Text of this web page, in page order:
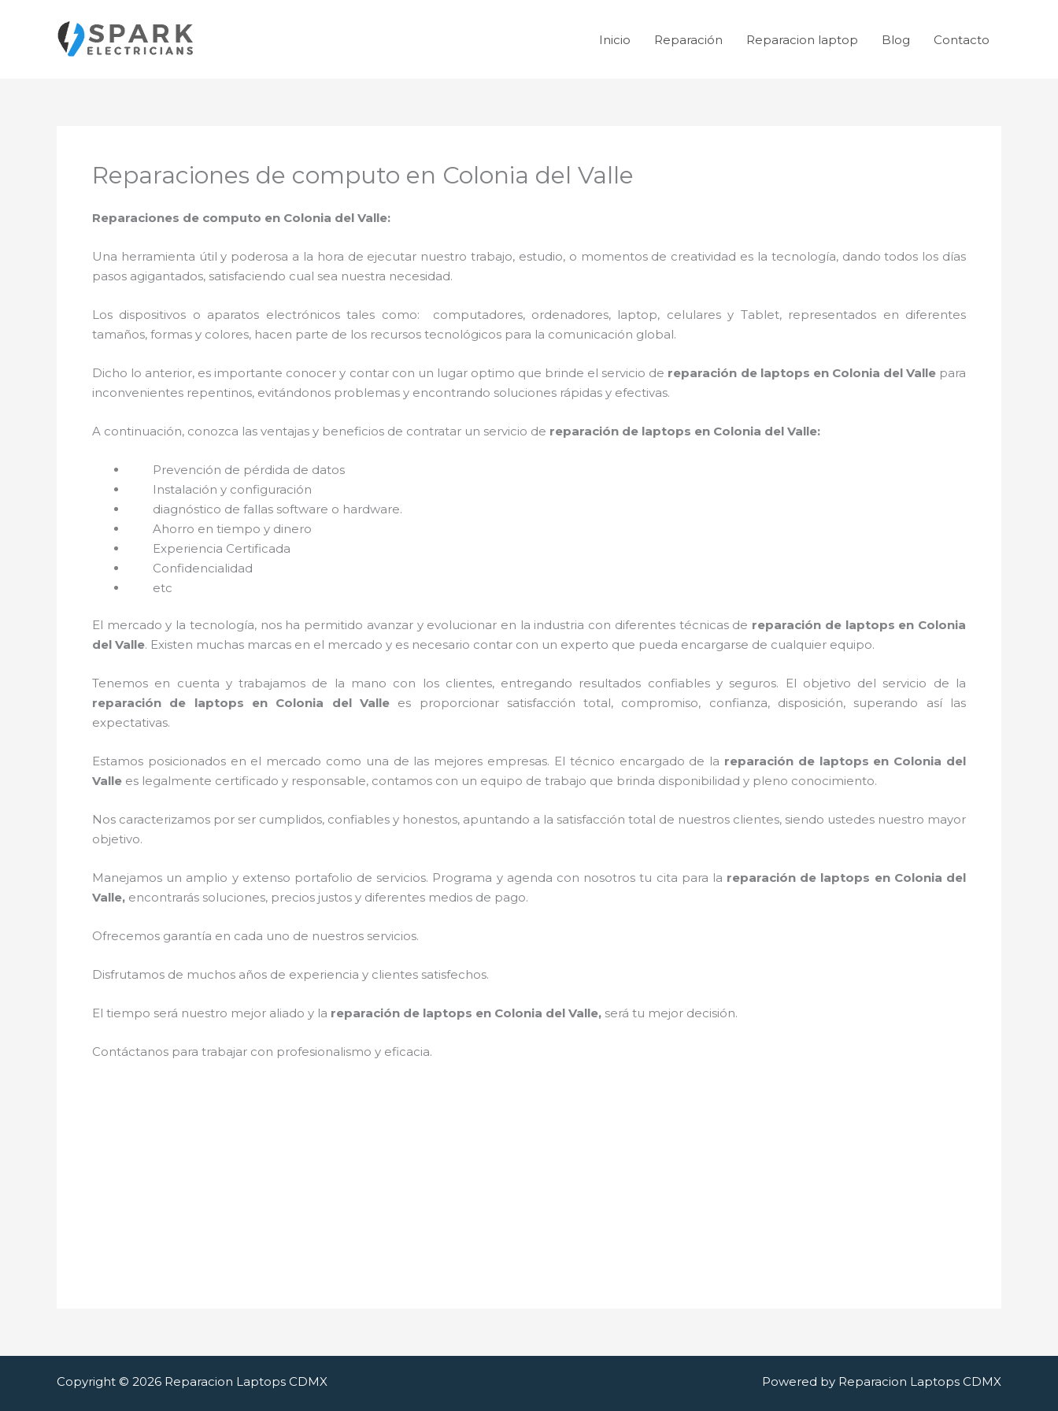
contenido
Inicio Reparación Reparacion laptop Blog Contacto
Reparaciones de computo en Colonia del Valle
Reparaciones de computo en Colonia del Valle:
Una herramienta útil y poderosa a la hora de ejecutar nuestro trabajo, estudio, o momentos de creatividad es la tecnología, dando todos los días
pasos agigantados, satisfaciendo cual sea nuestra necesidad.
Los dispositivos o aparatos electrónicos tales como: computadores, ordenadores, laptop, celulares y Tablet, representados en diferentes
tamaños, formas y colores, hacen parte de los recursos tecnológicos para la comunicación global.
Dicho lo anterior, es importante conocer y contar con un lugar optimo que brinde el servicio de reparación de laptops en Colonia del Valle para
inconvenientes repentinos, evitándonos problemas y encontrando soluciones rápidas y efectivas.
A continuación, conozca las ventajas y beneficios de contratar un servicio de reparación de laptops en Colonia del Valle:
Prevención de pérdida de datos
Instalación y configuración
diagnóstico de fallas software o hardware.
Ahorro en tiempo y dinero
Experiencia Certificada
Confidencialidad
etc
El mercado y la tecnología, nos ha permitido avanzar y evolucionar en la industria con diferentes técnicas de reparación de laptops en Colonia
del Valle. Existen muchas marcas en el mercado y es necesario contar con un experto que pueda encargarse de cualquier equipo.
Tenemos en cuenta y trabajamos de la mano con los clientes, entregando resultados confiables y seguros. El objetivo del servicio de la
reparación de laptops en Colonia del Valle es proporcionar satisfacción total, compromiso, confianza, disposición, superando así las
expectativas.
Estamos posicionados en el mercado como una de las mejores empresas. El técnico encargado de la reparación de laptops en Colonia del
Valle es legalmente certificado y responsable, contamos con un equipo de trabajo que brinda disponibilidad y pleno conocimiento.
Nos caracterizamos por ser cumplidos, confiables y honestos, apuntando a la satisfacción total de nuestros clientes, siendo ustedes nuestro mayor
objetivo.
Manejamos un amplio y extenso portafolio de servicios. Programa y agenda con nosotros tu cita para la reparación de laptops en Colonia del
Valle, encontrarás soluciones, precios justos y diferentes medios de pago.
Ofrecemos garantía en cada uno de nuestros servicios.
Disfrutamos de muchos años de experiencia y clientes satisfechos.
El tiempo será nuestro mejor aliado y la reparación de laptops en Colonia del Valle, será tu mejor decisión.
Contáctanos para trabajar con profesionalismo y eficacia.
Copyright © 2026 Reparacion Laptops CDMX Powered by Reparacion Laptops CDMX